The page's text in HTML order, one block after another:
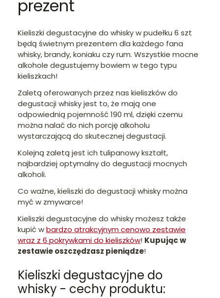
prezent
Kieliszki degustacyjne do whisky w pudełku 6 szt
będą świetnym prezentem dla każdego fana
whisky, brandy, koniaku czy rum. Wszystkie mocne
alkohole degustujemy bowiem w tego typu
kieliszkach!
Zaletą oferowanych przez nas kieliszków do
degustacji whisky jest to, że mają one
odpowiednią pojemność 190 ml, dzięki czemu
można nalać do nich porcję alkoholu
wystarczającą do skutecznej degustacji.
Kolejną zaletą jest ich tulipanowy kształt,
najbardziej optymalny do degustacji mocnych
alkoholi.
Co ważne, kieliszki do degustacji whisky można
myć w zmywarce!
Kieliszki degustacyjne do whisky możesz także
kupić wbardzo atrakcyjnym cenowo zestawie
wraz z 6 pokrywkami do kieliszków! Kupując w
zestawie oszczędzasz pieniądze!
Kieliszki degustacyjne do
whisky - cechy produktu: